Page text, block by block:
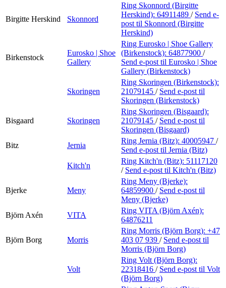
Birgitte Herskind Skonnord
Ring Skonnord (Birgitte
Herskind): 64911489 / Send e-
post til Skonnord (Birgitte
Herskind)
Birkenstock
Eurosko | Shoe
Gallery
Ring Eurosko | Shoe Gallery
(Birkenstock): 64877900 /
Send e-post til Eurosko | Shoe
Gallery (Birkenstock)
Skoringen
Ring Skoringen (Birkenstock):
21079145 / Send e-post til
Skoringen (Birkenstock)
Bisgaard Skoringen
Ring Skoringen (Bisgaard):
21079145 / Send e-post til
Skoringen (Bisgaard)
Bitz
Jernia
Ring Jernia (Bitz): 40005947 /
Send e-post til Jernia (Bitz)
Kitch'n
Ring Kitch'n (Bitz): 51117120
/ Send e-post til Kitch'n (Bitz)
Bjerke Meny
Ring Meny (Bjerke):
64859900 / Send e-post til
Meny (Bjerke)
Björn Axén
VITA
Ring VITA (Björn Axén):
64876211
Björn Borg Morris
Ring Morris (Björn Borg): +47
403 07 939 / Send e-post til
Morris (Björn Borg)
Volt
Ring Volt (Björn Borg):
22318416 / Send e-post til Volt
(Björn Borg)